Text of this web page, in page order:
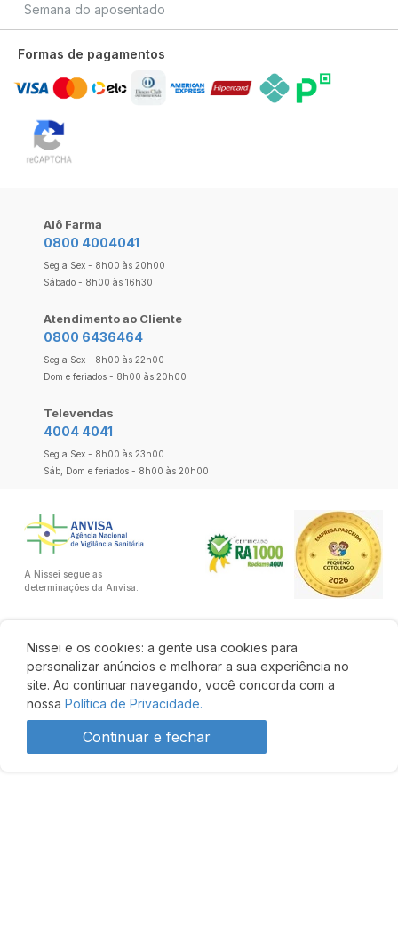
Nissei e os cookies: a gente usa cookies para
personalizar anúncios e melhorar a sua experiência no
site. Ao continuar navegando, você concorda com a
nossa Política de Privacidade.
Continuar e fechar
Semana do aposentado
Formas de pagamentos
Alô Farma
0800 4004041
Seg a Sex - 8h00 às 20h00
Sábado - 8h00 às 16h30
Atendimento ao Cliente
0800 6436464
Seg a Sex - 8h00 às 22h00
Dom e feriados - 8h00 às 20h00
Televendas
4004 4041
Seg a Sex - 8h00 às 23h00
Sáb, Dom e feriados - 8h00 às 20h00
A Nissei segue as
determinações da Anvisa.